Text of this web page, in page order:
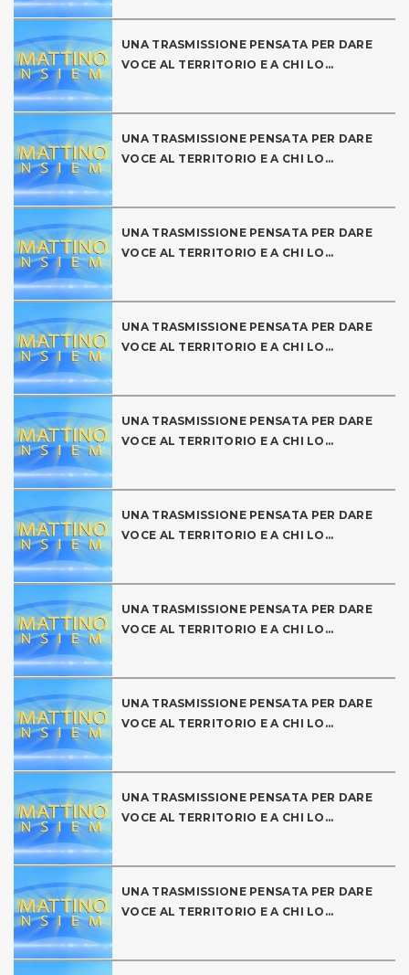
UNA TRASMISSIONE PENSATA PER DARE
VOCE AL TERRITORIO E A CHI LO...
UNA TRASMISSIONE PENSATA PER DARE
VOCE AL TERRITORIO E A CHI LO...
UNA TRASMISSIONE PENSATA PER DARE
VOCE AL TERRITORIO E A CHI LO...
UNA TRASMISSIONE PENSATA PER DARE
VOCE AL TERRITORIO E A CHI LO...
UNA TRASMISSIONE PENSATA PER DARE
VOCE AL TERRITORIO E A CHI LO...
UNA TRASMISSIONE PENSATA PER DARE
VOCE AL TERRITORIO E A CHI LO...
UNA TRASMISSIONE PENSATA PER DARE
VOCE AL TERRITORIO E A CHI LO...
UNA TRASMISSIONE PENSATA PER DARE
VOCE AL TERRITORIO E A CHI LO...
UNA TRASMISSIONE PENSATA PER DARE
VOCE AL TERRITORIO E A CHI LO...
UNA TRASMISSIONE PENSATA PER DARE
VOCE AL TERRITORIO E A CHI LO...